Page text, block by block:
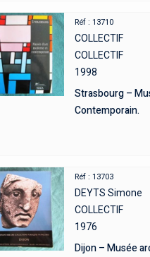
Réf : 13710
COLLECTIF
COLLECTIF
1998
Strasbourg –
Contemporain.
Réf : 13703
DEYTS Simone
COLLECTIF
1976
Dijon – Musée